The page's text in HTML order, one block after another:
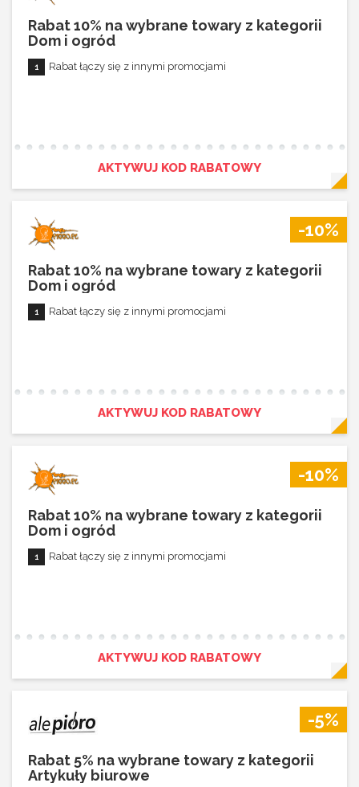
Rabat 10% na wybrane towary z kategorii
Dom i ogród
Rabat łączy się z innymi promocjami
AKTYWUJ KOD RABATOWY
-10%
Rabat 10% na wybrane towary z kategorii
Dom i ogród
Rabat łączy się z innymi promocjami
AKTYWUJ KOD RABATOWY
-10%
Rabat 10% na wybrane towary z kategorii
Dom i ogród
Rabat łączy się z innymi promocjami
AKTYWUJ KOD RABATOWY
-5%
Rabat 5% na wybrane towary z kategorii
Artykuły biurowe